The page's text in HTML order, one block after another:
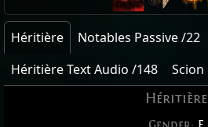
Héritière
Notables Passive /22
Héritière Text Audio /148
Scion
Héritière